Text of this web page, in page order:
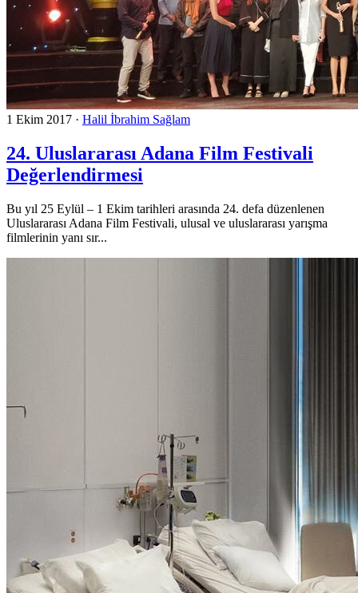
1 Ekim 2017 · Halil İbrahim Sağlam
24. Uluslararası Adana Film Festivali
Değerlendirmesi
Bu yıl 25 Eylül – 1 Ekim tarihleri arasında 24. defa düzenlenen
Uluslararası Adana Film Festivali, ulusal ve uluslararası yarışma
filmlerinin yanı sır...